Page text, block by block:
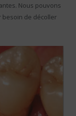
Nous pouvons
besoin de décoller